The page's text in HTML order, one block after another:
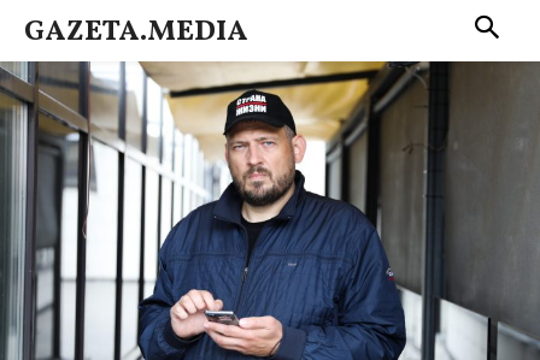
GAZETA.MEDIA